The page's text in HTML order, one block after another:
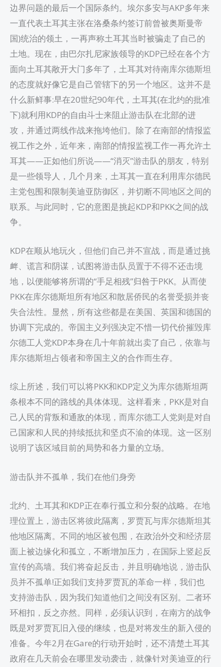
边界问题的最后一个国际条约。埃尔多安与AKP多年来
一直代表土耳其主张在洛桑条约签订前曾被奥斯曼帝
国)统治的领土，一再声称土耳其当时被骗走了自己的
土地。现在，由巴尔扎尼家族领导的KDP已经在各个方
面向土耳其敞开大门多年了，土耳其对待南库尔德斯坦
的态度就好像它是自己管辖下的另一个地区。这并不是
什么新鲜事:早在20世纪90年代，土耳其(在北约的批准
下)就利用KDP的自由斗士来阻止游击队在北部的进
攻，并通过两线作战来拖垮他们。除了在南部的情报监
视工作之外，近年来，南部的情报监视工作一再允许土
耳其——正如他们所说——“消灭”游击队的朋友，特别
是一些领导人，几个月来，土耳其一直在利用库尔德民
主党包围和限制美迪亚防御区，并切断不同地区之间的
联系。与此同时，它的意图是挑起KDP和PKK之间的战
争。
KDP在顺从地玩火，但他们自己并不宣战，而是通过挑
衅、谎言和阴谋，试图将游击队员置于不得不还击境
地，以便能够将所谓的“手足相残”归咎于PKK。从而使
PKK在库尔德斯坦所有地区和散居侨民的名誉受损并丧
失合法性。显然，所有这些都是在美国、英国和德国的
协调下完成的。帝国主义列强决定不惜一切代价摧毁库
尔德工人党KDP本身在几十年前就出卖了自己，依靠与
库尔德斯坦占领者和帝国主义的合作而生存。
综上所述，我们可以将PKK和KDP定义为库尔德斯坦两
条根本不同的路线的具体体现。这样看来，PKK是对自
己人民的背叛和通敌的体现，而库尔德工人党则是对自
己国家和人民的持续抵抗和坚贞不渝的体现。这一区别
说明了该区域目前的局势和各力量的立场。
游击队并不孤单，我们在他们身旁
北约、土耳其和KDP正在奉行孤立和分裂的战略。在地
理位置上，游击区将彼此隔离，罗贾瓦与库尔德斯坦其
他地区隔离。不同的地区被包围，在政治外交和经济层
面上被边缘化和孤立，不断增加压力，在国际上竖起反
宣传的高墙。我们将奋起反击，并且明确地说，游击队
员并不孤单!正如我们支持罗贾瓦的革命一样，我们也
支持游击队，因为我们知道他们之间没有区别。二者环
环相扣，反之亦然。同样，必须认识到，在南方的战争
既是对罗贾瓦旧入侵的继续，也是对将发生的新入侵的
准备。今年2月在Gare的行动开始时，还不清楚土耳其
政府在几天前会在哪里发动袭击，就像针对美迪亚的行